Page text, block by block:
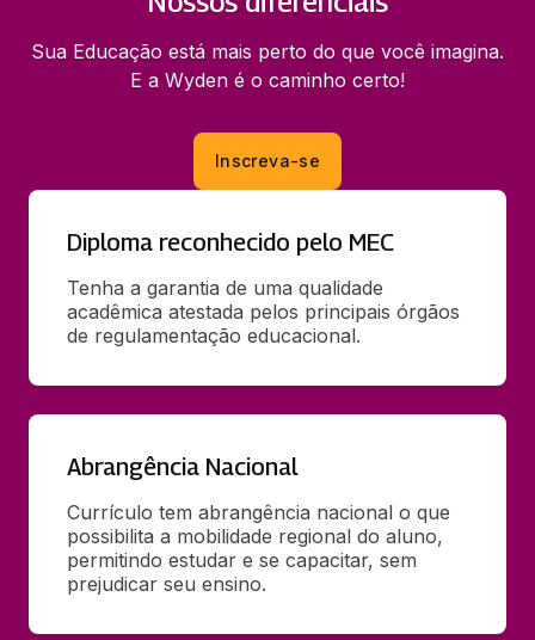
Sua Educação está mais perto do que você imagina.
E a Wyden é o caminho certo!
Inscreva-se
Diploma reconhecido pelo MEC
Tenha a garantia de uma qualidade
acadêmica atestada pelos principais órgãos
de regulamentação educacional.
Abrangência Nacional
Currículo tem abrangência nacional o que
possibilita a mobilidade regional do aluno,
permitindo estudar e se capacitar, sem
prejudicar seu ensino.